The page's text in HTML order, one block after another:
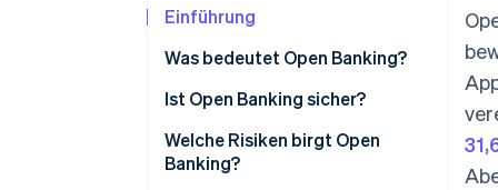
Einführung
Was bedeutet Open Banking?
Ist Open Banking sicher?
Welche Risiken birgt Open
Banking?